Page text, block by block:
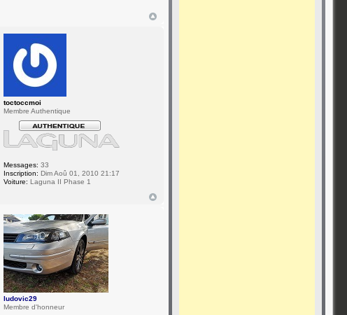
toctoccmoi
Membre Authentique
Messages: 33
Inscription: Dim Aoû 01, 2010 21:17
Voiture: Laguna II Phase 1
ludovic29
Membre d'honneur